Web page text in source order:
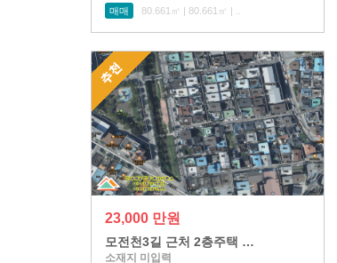
매매 80.661㎡ | 80.661㎡ | ..
23,000 만원
모전천3길 근처 2층주택 …
소재지 미입력